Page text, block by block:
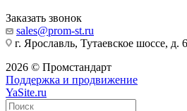
Заказать звонок
sales@prom-st.ru
г. Ярославль, Тутаевское шоссе, д.
2026 © Промстандарт
Поддержка и продвижение
YaSite.ru